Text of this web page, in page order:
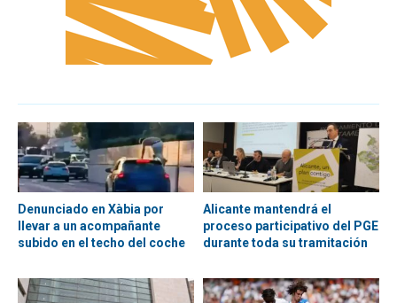
Denunciado en Xàbia por
llevar a un acompañante
subido en el techo del coche
Alicante mantendrá el
proceso participativo del PGE
durante toda su tramitación